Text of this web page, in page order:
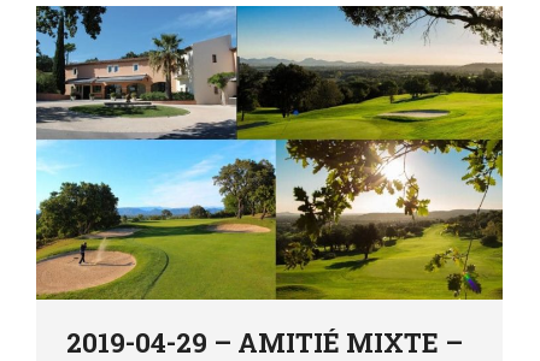
2019-04-29 – AMITIÉ MIXTE –